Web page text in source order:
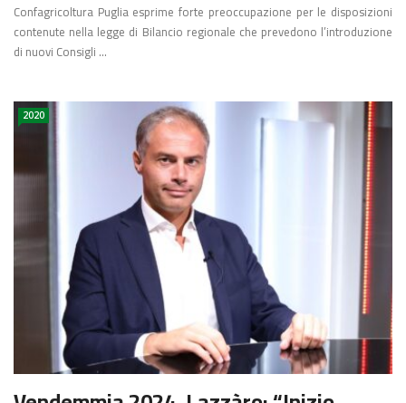
Confagricoltura Puglia esprime forte preoccupazione per le disposizioni
contenute nella legge di Bilancio regionale che prevedono l’introduzione
di nuovi Consigli ...
2020